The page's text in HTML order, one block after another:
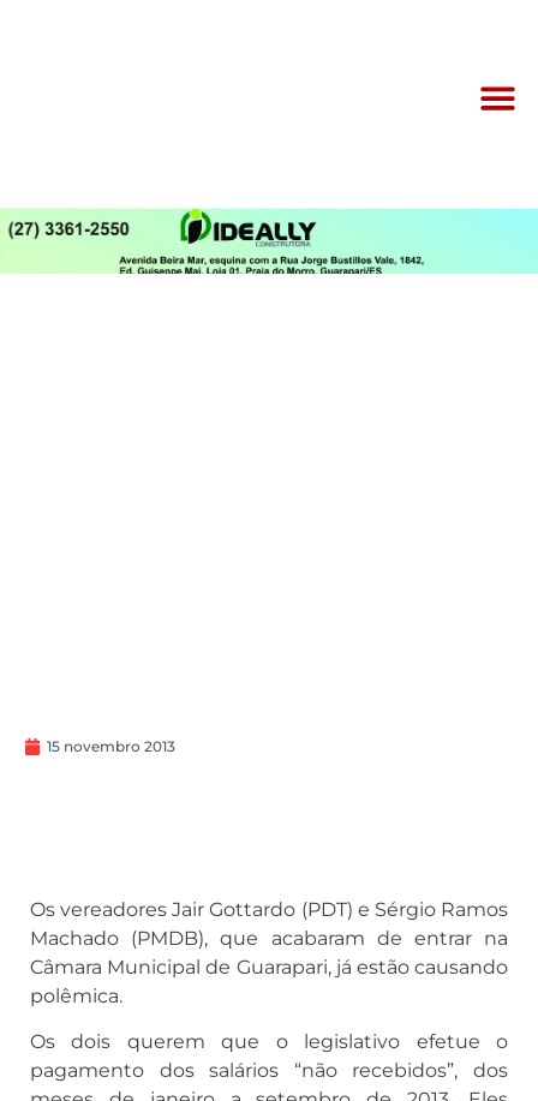
15 novembro 2013
Os vereadores Jair Gottardo (PDT) e Sérgio Ramos
Machado (PMDB), que acabaram de entrar na
Câmara Municipal de Guarapari, já estão causando
polêmica.
Os dois querem que o legislativo efetue o
pagamento dos salários “não recebidos”, dos